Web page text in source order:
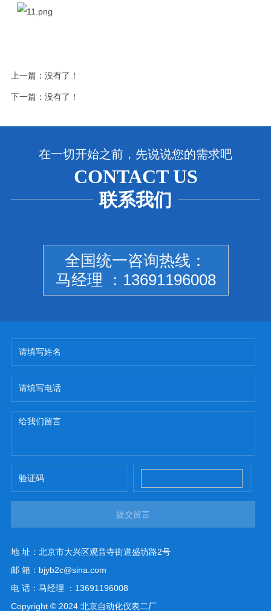
上一篇：没有了！
下一篇：没有了！
在一切开始之前，先说说您的需求吧
CONTACT US
联系我们
全国统一咨询热线：
马经理 ：13691196008
提交留言
地 址：北京市大兴区观音寺街道盛坊路2号
邮 箱：bjyb2c@sina.com
电 话：马经理 ：13691196008
Copyright © 2024 北京自动化仪表二厂